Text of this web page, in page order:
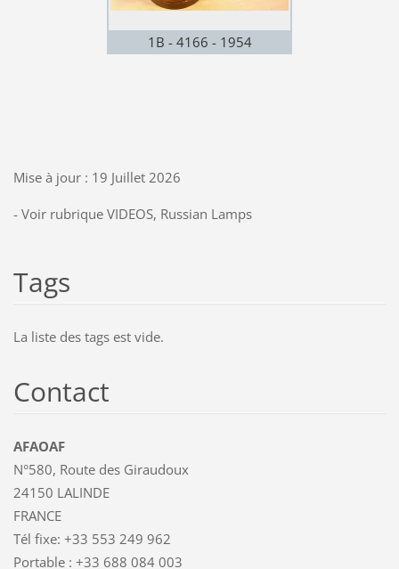
1B - 4166 - 1954
Mise à jour : 19 Juillet 2026
- Voir rubrique VIDEOS, Russian Lamps
Tags
La liste des tags est vide.
Contact
AFAOAF
N°580, Route des Giraudoux
24150 LALINDE
FRANCE
Tél fixe: +33 553 249 962
Portable : +33 688 084 003